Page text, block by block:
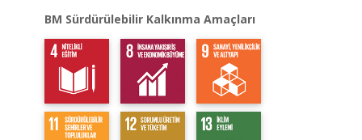
BM Sürdürülebilir Kalkınma Amaçları